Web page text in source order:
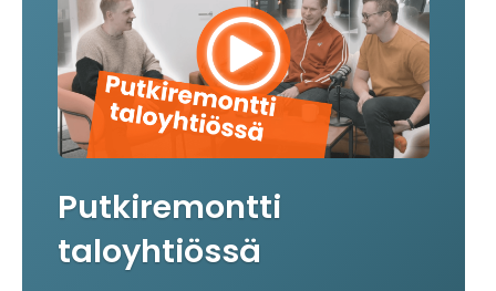
Putkiremontti
taloyhtiössä